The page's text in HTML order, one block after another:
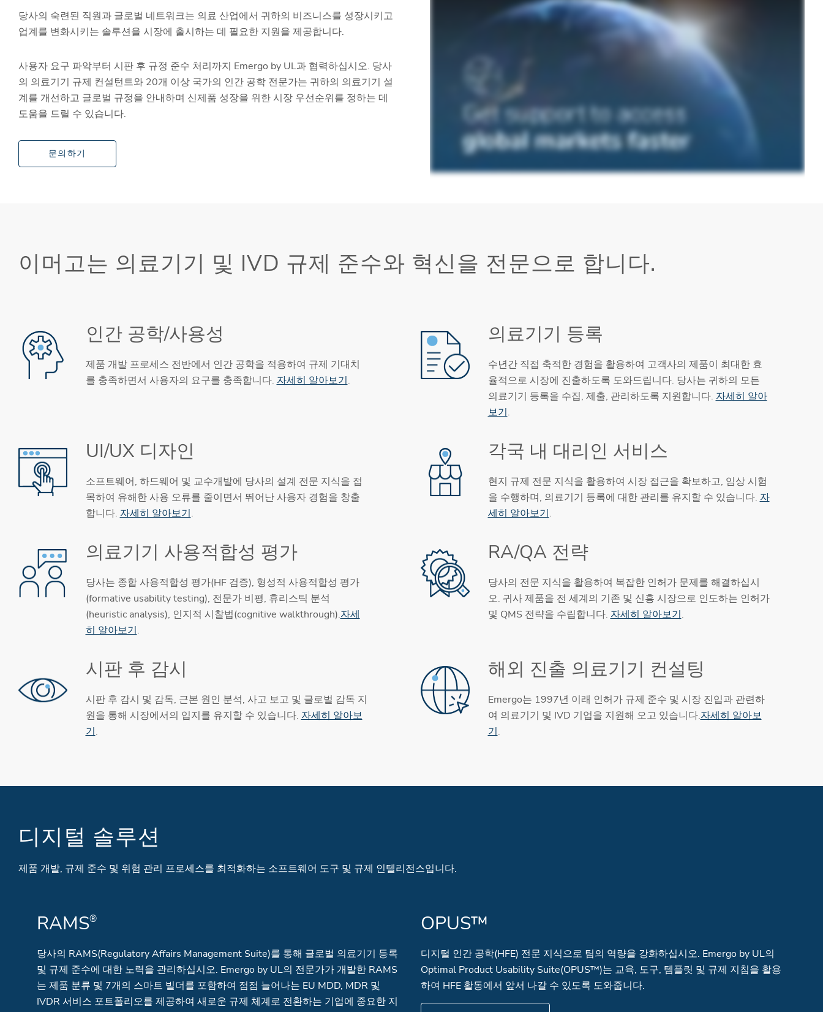
당사의 숙련된 직원과 글로벌 네트워크는 의료 산업에서 귀하의 비즈니스를 성장시키고
업계를 변화시키는 솔루션을 시장에 출시하는 데 필요한 지원을 제공합니다.
사용자 요구 파악부터 시판 후 규정 준수 처리까지 Emergo by UL과 협력하십시오. 당사
의 의료기기 규제 컨설턴트와 20개 이상 국가의 인간 공학 전문가는 귀하의 의료기기 설
계를 개선하고 글로벌 규정을 안내하며 신제품 성장을 위한 시장 우선순위를 정하는 데
도움을 드릴 수 있습니다.
문의하기
이머고는 의료기기 및 IVD 규제 준수와 혁신을 전문으로 합니다.
인간 공학/사용성
제품 개발 프로세스 전반에서 인간 공학을 적용하여 규제 기대치
를 충족하면서 사용자의 요구를 충족합니다. 자세히 알아보기.
의료기기 등록
수년간 직접 축적한 경험을 활용하여 고객사의 제품이 최대한 효
율적으로 시장에 진출하도록 도와드립니다. 당사는 귀하의 모든
의료기기 등록을 수집, 제출, 관리하도록 지원합니다. 자세히 알아
보기.
UI/UX 디자인
소프트웨어, 하드웨어 및 교수개발에 당사의 설계 전문 지식을 접
목하여 유해한 사용 오류를 줄이면서 뛰어난 사용자 경험을 창출
합니다. 자세히 알아보기.
각국 내 대리인 서비스
현지 규제 전문 지식을 활용하여 시장 접근을 확보하고, 임상 시험
을 수행하며, 의료기기 등록에 대한 관리를 유지할 수 있습니다. 자
세히 알아보기.
의료기기 사용적합성 평가
당사는 종합 사용적합성 평가(HF 검증), 형성적 사용적합성 평가
(formative usability testing), 전문가 비평, 휴리스틱 분석
(heuristic analysis), 인지적 시찰법(cognitive walkthrough).자세
히 알아보기.
RA/QA 전략
당사의 전문 지식을 활용하여 복잡한 인허가 문제를 해결하십시
오. 귀사 제품을 전 세계의 기존 및 신흥 시장으로 인도하는 인허가
및 QMS 전략을 수립합니다. 자세히 알아보기.
시판 후 감시
시판 후 감시 및 감독, 근본 원인 분석, 사고 보고 및 글로벌 감독 지
원을 통해 시장에서의 입지를 유지할 수 있습니다. 자세히 알아보
기.
해외 진출 의료기기 컨설팅
Emergo는 1997년 이래 인허가 규제 준수 및 시장 진입과 관련하
여 의료기기 및 IVD 기업을 지원해 오고 있습니다.자세히 알아보
기.
디지털 솔루션
제품 개발, 규제 준수 및 위험 관리 프로세스를 최적화하는 소프트웨어 도구 및 규제 인텔리전스입니다.
RAMS®
당사의 RAMS(Regulatory Affairs Management Suite)를 통해 글로벌 의료기기 등록
및 규제 준수에 대한 노력을 관리하십시오. Emergo by UL의 전문가가 개발한 RAMS
는 제품 분류 및 7개의 스마트 빌더를 포함하여 점점 늘어나는 EU MDD, MDR 및
IVDR 서비스 포트폴리오를 제공하여 새로운 규제 체계로 전환하는 기업에 중요한 지
OPUS™
디지털 인간 공학(HFE) 전문 지식으로 팀의 역량을 강화하십시오. Emergo by UL의
Optimal Product Usability Suite(OPUS™)는 교육, 도구, 템플릿 및 규제 지침을 활용
하여 HFE 활동에서 앞서 나갈 수 있도록 도와줍니다.